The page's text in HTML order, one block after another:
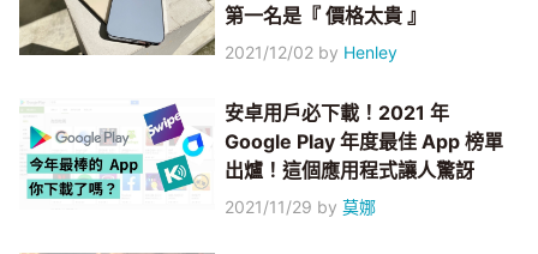
第一名是『 價格太貴 』
2021/12/02 by Henley
安卓用戶必下載！2021 年
Google Play 年度最佳 App 榜單
出爐！這個應用程式讓人驚訝
2021/11/29 by莫娜